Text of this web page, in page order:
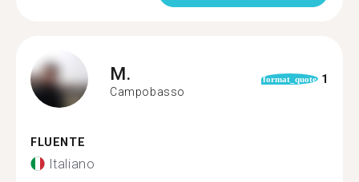
M.
Campobasso
format_quote 1
FLUENTE
Italiano